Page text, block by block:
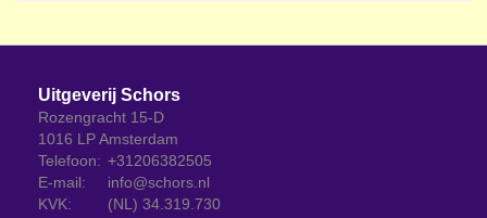
Uitgeverij Schors
Rozengracht 15-D
1016 LP Amsterdam
Telefoon: +31206382505
E-mail:
info@schors.nl
KVK:
(NL) 34.319.730